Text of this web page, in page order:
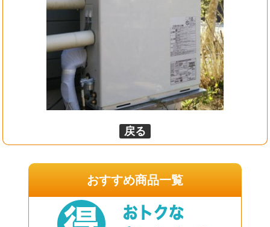
戻る
おすすめ商品一覧